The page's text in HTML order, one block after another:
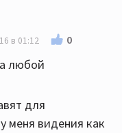
в 01:12 0
любой
для
меня видения как